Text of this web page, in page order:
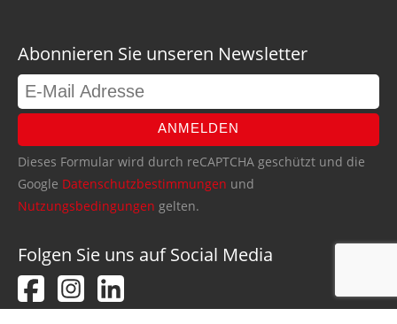
Abonnieren Sie unseren Newsletter
ANMELDEN
Dieses Formular wird durch reCAPTCHA geschützt und die
Google Datenschutzbestimmungen und
Nutzungsbedingungen gelten.
Folgen Sie uns auf Social Media